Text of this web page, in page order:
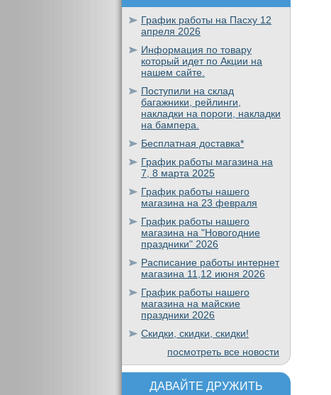
График работы на Пасху 12
апреля 2026
Информация по товару
который идет по Акции на
нашем сайте.
Поступили на склад
багажники, рейлинги,
накладки на пороги, накладки
на бампера.
Бесплатная доставка*
График работы магазина на
7, 8 марта 2025
График работы нашего
магазина на 23 февраля
График работы нашего
магазина на "Новогодние
праздники" 2026
Расписание работы интернет
магазина 11,12 июня 2026
График работы нашего
магазина на майские
праздники 2026
Скидки, скидки, скидки!
посмотреть все новости
ДАВАЙТЕ ДРУЖИТЬ